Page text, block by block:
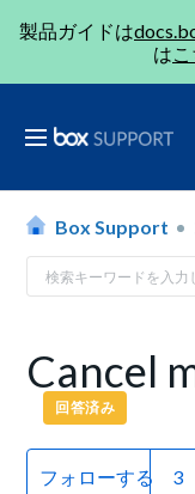
製品ガイドは
は
Box Support
Cancel
回答済み
フォローする